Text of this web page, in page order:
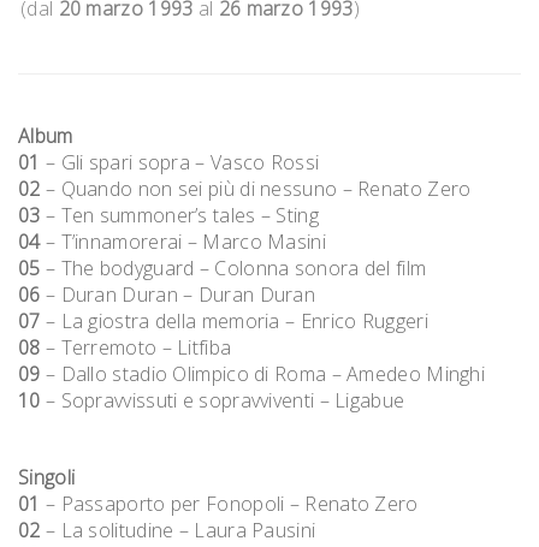
(dal 20 marzo 1993 al 26 marzo 1993)
Album
01 – Gli spari sopra – Vasco Rossi
02 – Quando non sei più di nessuno – Renato Zero
03 – Ten summoner’s tales – Sting
04– T’innamorerai – Marco Masini
05 – The bodyguard – Colonna sonora del film
06 – Duran Duran – Duran Duran
07 – La giostra della memoria – Enrico Ruggeri
08 – Terremoto – Litfiba
09 – Dallo stadio Olimpico di Roma – Amedeo Minghi
10 – Sopravvissuti e sopravviventi – Ligabue
Singoli
01 – Passaporto per Fonopoli – Renato Zero
02 – La solitudine – Laura Pausini